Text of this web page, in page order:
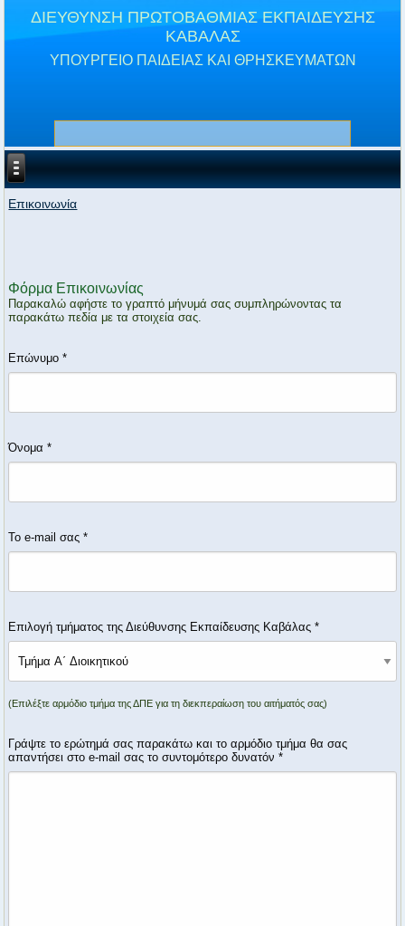
ΔΙΕΥΘΥΝΣΗ ΠΡΩΤΟΒΑΘΜΙΑΣ ΕΚΠΑΙΔΕΥΣΗΣ
ΚΑΒΑΛΑΣ
ΥΠΟΥΡΓΕΙΟ ΠΑΙΔΕΙΑΣ ΚΑΙ ΘΡΗΣΚΕΥΜΑΤΩΝ
Επικοινωνία
Φόρμα Επικοινωνίας
Παρακαλώ αφήστε το γραπτό μήνυμά σας συμπληρώνοντας τα
παρακάτω πεδία με τα στοιχεία σας.
Επώνυμο*
Όνομα*
Το e-mail σας*
Επιλογή τμήματος της Διεύθυνσης Εκπαίδευσης Καβάλας*
(Επιλέξτε αρμόδιο τμήμα της ΔΠΕ για τη διεκπεραίωση του αιτήματός σας)
Γράψτε το ερώτημά σας παρακάτω και το αρμόδιο τμήμα θα σας
απαντήσει στο e-mail σας το συντομότερο δυνατόν*